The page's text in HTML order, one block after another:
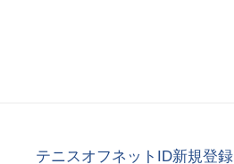
テニスオフネットID新規登録